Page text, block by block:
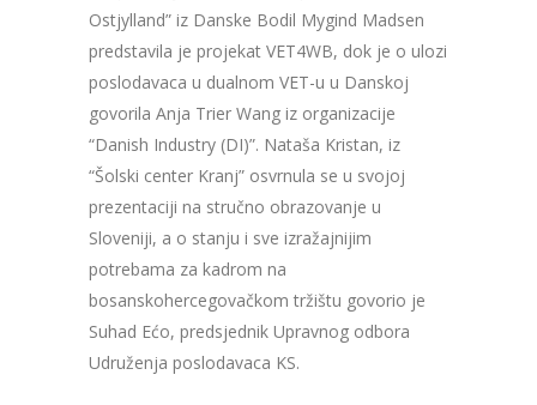
Ostjylland” iz Danske Bodil Mygind Madsen
predstavila je projekat VET4WB, dok je o ulozi
poslodavaca u dualnom VET-u u Danskoj
govorila Anja Trier Wang iz organizacije
“Danish Industry (DI)”. Nataša Kristan, iz
“Šolski center Kranj” osvrnula se u svojoj
prezentaciji na stručno obrazovanje u
Sloveniji, a o stanju i sve izražajnijim
potrebama za kadrom na
bosanskohercegovačkom tržištu govorio je
Suhad Ećo, predsjednik Upravnog odbora
Udruženja poslodavaca KS.